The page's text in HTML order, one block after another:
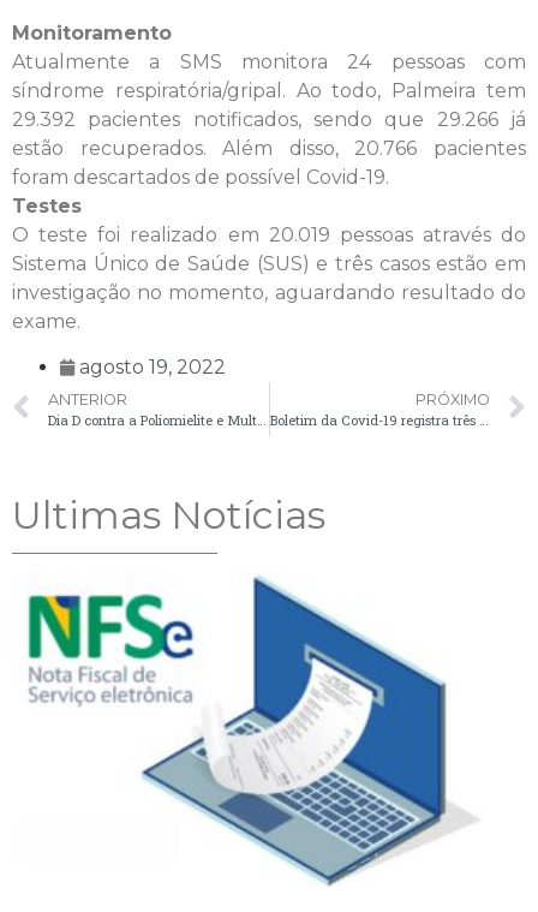
Monitoramento
Atualmente a SMS monitora 24 pessoas com
síndrome respiratória/gripal. Ao todo, Palmeira tem
29.392 pacientes notificados, sendo que 29.266 já
estão recuperados. Além disso, 20.766 pacientes
foram descartados de possível Covid-19.
Testes
O teste foi realizado em 20.019 pessoas através do
Sistema Único de Saúde (SUS) e três casos estão em
investigação no momento, aguardando resultado do
exame.
agosto 19, 2022
ANTERIOR
Dia D contra a Poliomielite e Multivacinação acontece neste sábado (20)
PRÓXIMO
Boletim da Covid-19 registra três casos nesta segunda-feira (22)
Ultimas Notícias